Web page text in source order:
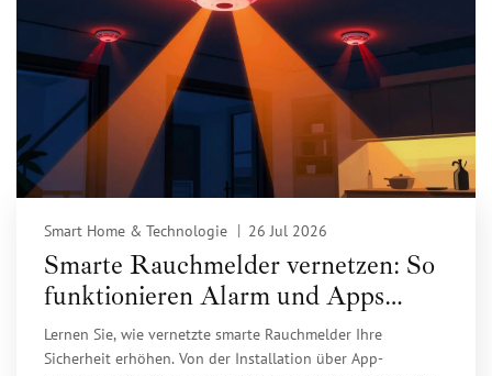
Smart Home & Technologie 26 Jul 2026
Smarte Rauchmelder vernetzen: So
funktionieren Alarm und Apps
richtig
Lernen Sie, wie vernetzte smarte Rauchmelder Ihre
Sicherheit erhöhen. Von der Installation über App-